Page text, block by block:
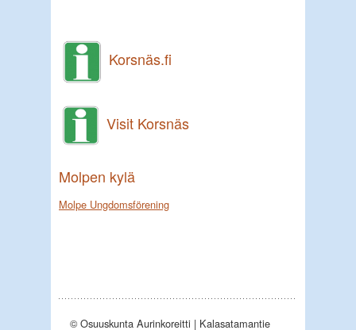
Korsnäs.fi
Visit Korsnäs
Molpen kylä
Molpe Ungdomsförening
© Osuuskunta Aurinkoreitti | Kalasatamantie